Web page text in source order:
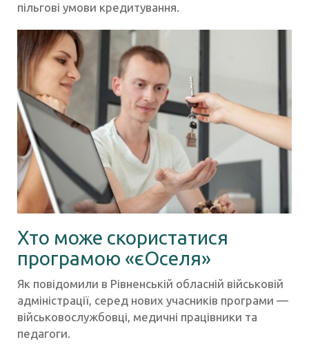
пільгові умови кредитування.
Хто може скористатися
програмою «єОселя»
Як повідомили в Рівненській обласній військовій
адміністрації, серед нових учасників програми —
військовослужбовці, медичні працівники та
педагоги.